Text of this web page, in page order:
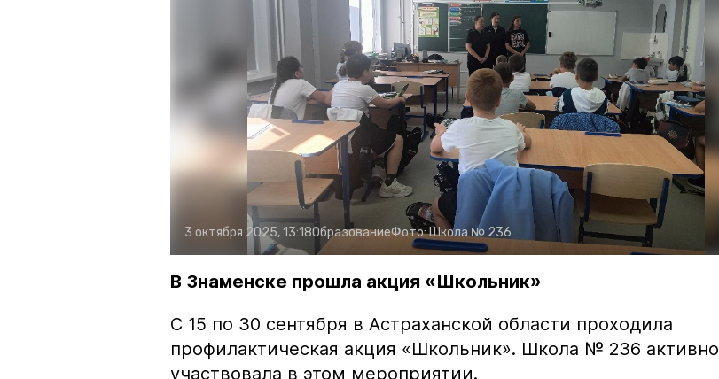
3 октября 2025, 13:18ОбразованиеФото:Школа № 236
В Знаменске прошла акция «Школьник»
С 15 по 30 сентября в Астраханской области проходила
профилактическая акция «Школьник». Школа № 236 активно
участвовала в этом мероприятии.